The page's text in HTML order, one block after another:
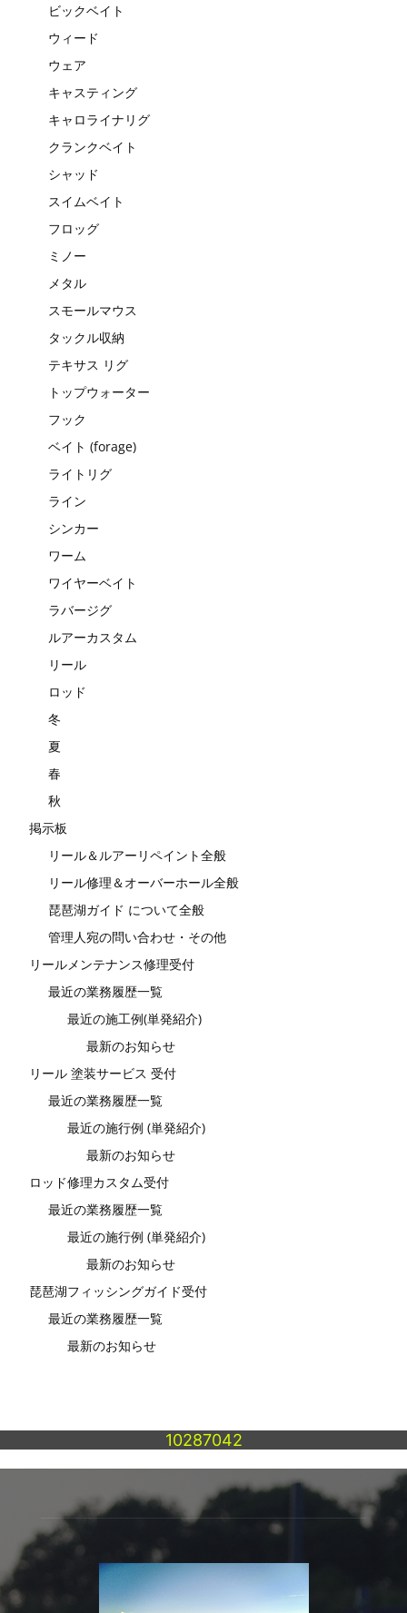
ビックベイト
ウィード
ウェア
キャスティング
キャロライナリグ
クランクベイト
シャッド
スイムベイト
フロッグ
ミノー
メタル
スモールマウス
タックル収納
テキサス リグ
トップウォーター
フック
ベイト (forage)
ライトリグ
ライン
シンカー
ワーム
ワイヤーベイト
ラバージグ
ルアーカスタム
リール
ロッド
冬
夏
春
秋
掲示板
リール＆ルアーリペイント全般
リール修理＆オーバーホール全般
琵琶湖ガイド について全般
管理人宛の問い合わせ・その他
リールメンテナンス修理受付
最近の業務履歴一覧
最近の施工例(単発紹介)
最新のお知らせ
リール 塗装サービス 受付
最近の業務履歴一覧
最近の施行例 (単発紹介)
最新のお知らせ
ロッド修理カスタム受付
最近の業務履歴一覧
最近の施行例 (単発紹介)
最新のお知らせ
琵琶湖フィッシングガイド受付
最近の業務履歴一覧
最新のお知らせ
10287042